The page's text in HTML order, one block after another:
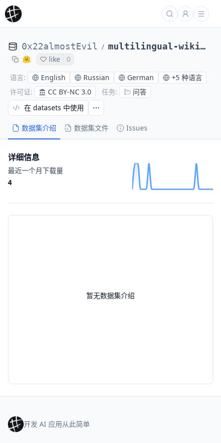
0x22almostEvil / multilingual-wikihow-qa-16k
like
0
语言: English Russian German +5 种语言
许可证: CC BY-NC 3.0 任务: 问答
数据集介绍 数据集文件 Issues
在 datasets 中使用
暂无数据集介绍
详细信息
最近一个月下载量
4
开发 AI 应用从此简单